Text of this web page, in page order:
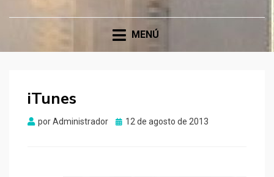
MENÚ
iTunes
porAdministrador
Publicado
12 de agosto de 2013